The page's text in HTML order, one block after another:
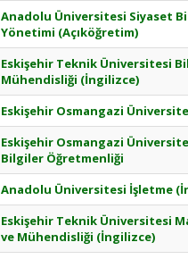
Anadolu Üniversitesi Siyaset
Yönetimi (Açıköğretim)
Eskişehir Teknik Üniversitesi
Mühendisliği (İngilizce)
Eskişehir Osmangazi
Eskişehir Osmangazi
Bilgiler Öğretmenliği
Anadolu Üniversitesi İşletme
Eskişehir Teknik Üniversitesi
ve Mühendisliği (İngilizce)